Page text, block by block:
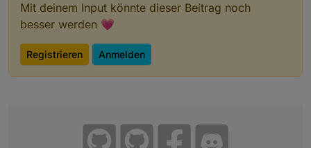
Mit deinem Input könnte dieser Beitrag noch
besser werden 💗
Registrieren Anmelden